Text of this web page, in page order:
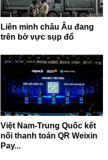
Liên minh châu Âu đang
trên bờ vực sụp đổ
Việt Nam-Trung Quốc kết
nối thanh toán QR Weixin
Pay...